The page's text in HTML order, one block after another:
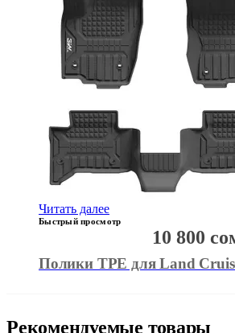
Читать далее
Быстрый просмотр
Полики TPE для Land
10 800
Рекомендуемые товары